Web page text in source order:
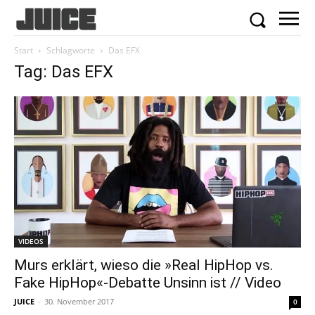
Start Schlagworte Das EFX
Tag: Das EFX
VIDEOS
Murs erklärt, wieso die »Real HipHop vs.
Fake HipHop«-Debatte Unsinn ist // Video
JUICE - 30. November 2017 0